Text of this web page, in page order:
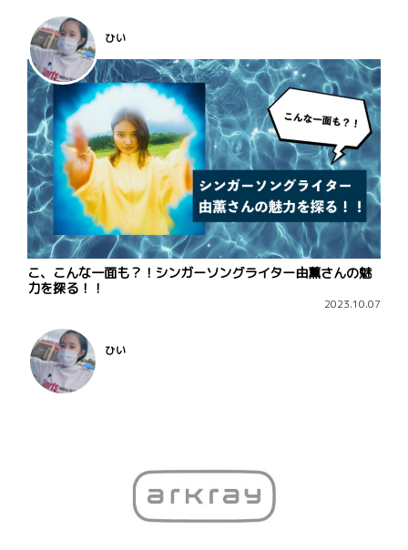
こ、こんな一面も？！シンガーソングライター由薫さんの魅
力を探る！！
2023.10.07
ひい
ひい